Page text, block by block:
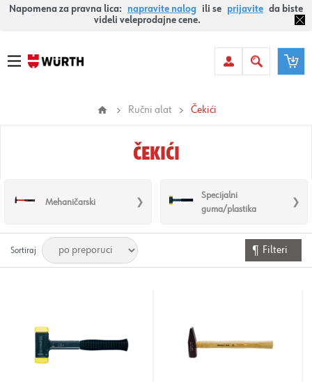
Napomena za pravna lica: napravite nalog ili se prijavite da biste
videli veleprodajne cene.
Ručni alat Čekići
ČEKIĆI
Mehaničarski
Specijalni
guma/plastika
Sortiraj Filteri